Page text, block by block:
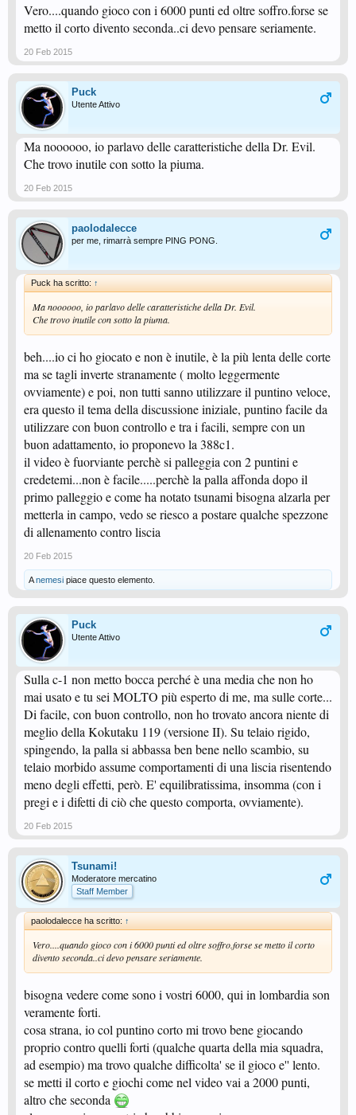
che poi e' il gioco da puntino corto, what else ?
Vero....quando gioco con i 6000 punti ed oltre soffro.forse se
metto il corto divento seconda..ci devo pensare seriamente.
20 Feb 2015
Puck
Utente Attivo
Ma noooooo, io parlavo delle caratteristiche della Dr. Evil.
Che trovo inutile con sotto la piuma.
20 Feb 2015
paolodalecce
per me, rimarrà sempre PING PONG.
Puck ha scritto: ↑
Ma noooooo, io parlavo delle caratteristiche della Dr. Evil.
Che trovo inutile con sotto la piuma.
beh....io ci ho giocato e non è inutile, è la più lenta delle corte
ma se tagli inverte stranamente ( molto leggermente
ovviamente) e poi, non tutti sanno utilizzare il puntino veloce,
era questo il tema della discussione iniziale, puntino facile da
utilizzare con buon controllo e tra i facili, sempre con un
buon adattamento, io proponevo la 388c1.
il video è fuorviante perchè si palleggia con 2 puntini e
credetemi...non è facile.....perchè la palla affonda dopo il
primo palleggio e come ha notato tsunami bisogna alzarla per
metterla in campo, vedo se riesco a postare qualche spezzone
di allenamento contro liscia
20 Feb 2015
Anemesi piace questo elemento.
Puck
Utente Attivo
Sulla c-1 non metto bocca perché è una media che non ho
mai usato e tu sei MOLTO più esperto di me, ma sulle corte...
Di facile, con buon controllo, non ho trovato ancora niente di
meglio della Kokutaku 119 (versione II). Su telaio rigido,
spingendo, la palla si abbassa ben bene nello scambio, su
telaio morbido assume comportamenti di una liscia risentendo
meno degli effetti, però. E' equilibratissima, insomma (con i
pregi e i difetti di ciò che questo comporta, ovviamente).
20 Feb 2015
Tsunami!
Moderatore mercatino
Staff Member
paolodalecce ha scritto: ↑
Vero....quando gioco con i 6000 punti ed oltre soffro.forse se metto il corto
divento seconda..ci devo pensare seriamente.
bisogna vedere come sono i vostri 6000, qui in lombardia son
veramente forti.
cosa strana, io col puntino corto mi trovo bene giocando
proprio contro quelli forti (qualche quarta della mia squadra,
ad esempio) ma trovo qualche difficolta' se il gioco e'' lento.
se metti il corto e giochi come nel video vai a 2000 punti,
altro che seconda